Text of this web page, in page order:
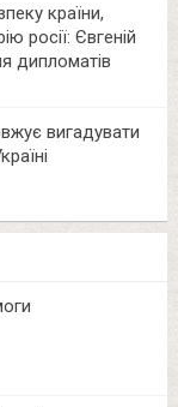
країни,
росії: Євгеній
дипломатів
вигадувати